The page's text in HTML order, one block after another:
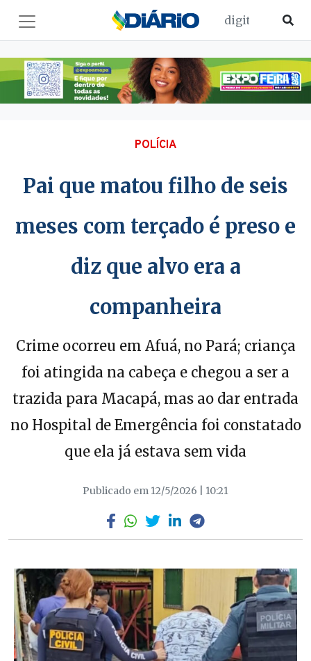
POLÍCIA
Pai que matou filho de seis
meses com terçado é preso e
diz que alvo era a
companheira
Crime ocorreu em Afuá, no Pará; criança
foi atingida na cabeça e chegou a ser a
trazida para Macapá, mas ao dar entrada
no Hospital de Emergência foi constatado
que ela já estava sem vida
Publicado em 12/5/2026 | 10:21